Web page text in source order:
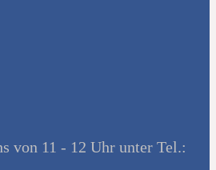
von 11 - 12 Uhr unter Tel.: